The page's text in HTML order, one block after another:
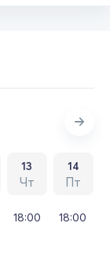
13
Чт
14
Пт
18:00 18:00